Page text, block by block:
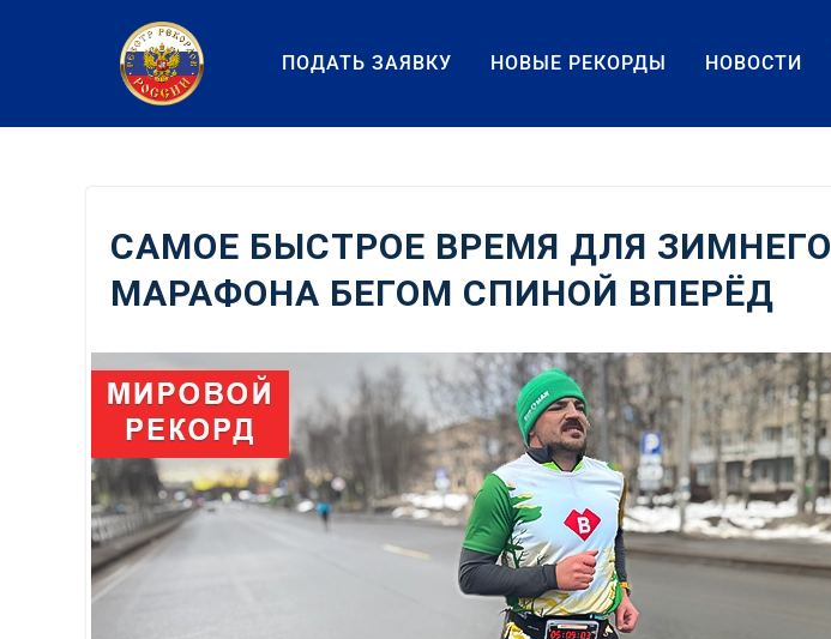
содержанию
ПОДАТЬ ЗАЯВКУ НОВЫЕ РЕКОРДЫ НОВОСТИ
САМОЕ БЫСТРОЕ ВРЕМЯ ДЛЯ ЗИМНЕГО
МАРАФОНА БЕГОМ СПИНОЙ ВПЕРЁД